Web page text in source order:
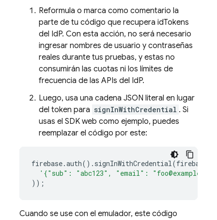
Reformula o marca como comentario la
parte de tu código que recupera idTokens
del IdP. Con esta acción, no será necesario
ingresar nombres de usuario y contraseñas
reales durante tus pruebas, y estas no
consumirán las cuotas ni los límites de
frecuencia de las APIs del IdP.
Luego, usa una cadena JSON literal en lugar
del token para signInWithCredential . Si
usas el SDK web como ejemplo, puedes
reemplazar el código por este:
firebase.auth(). signInWithCredential(firebase
'{"sub": "abc123", "email":
));
Cuando se use con el emulador, este código